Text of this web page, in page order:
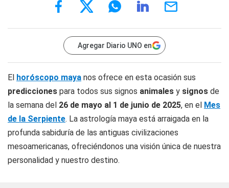
Agregar Diario UNO en
El horóscopo maya nos ofrece en esta ocasión sus
predicciones para todos sus signos animales y signos de
la semana del 26 de mayo al 1 de junio de 2025, en el Mes
de la Serpiente. La astrología maya está arraigada en la
profunda sabiduría de las antiguas civilizaciones
mesoamericanas, ofreciéndonos una visión única de nuestra
personalidad y nuestro destino.